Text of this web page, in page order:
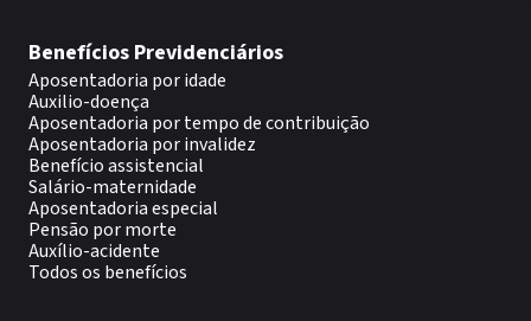
Benefícios Previdenciários
Aposentadoria por idade
Auxilio-doença
Aposentadoria por tempo de contribuição
Aposentadoria por invalidez
Benefício assistencial
Salário-maternidade
Aposentadoria especial
Pensão por morte
Auxílio-acidente
Todos os benefícios